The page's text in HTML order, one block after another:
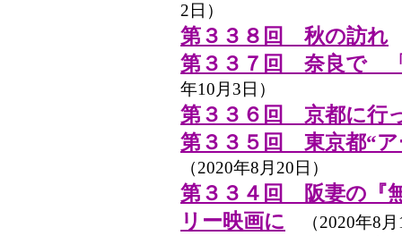
2日）
第３３８回 秋の訪れ
第３３７回 奈良で
年10月3日）
第３３６回 京都に行
第３３５回 東京都“ア
（2020年8月20日）
第３３４回 阪妻の『
リー映画に （2020年8月